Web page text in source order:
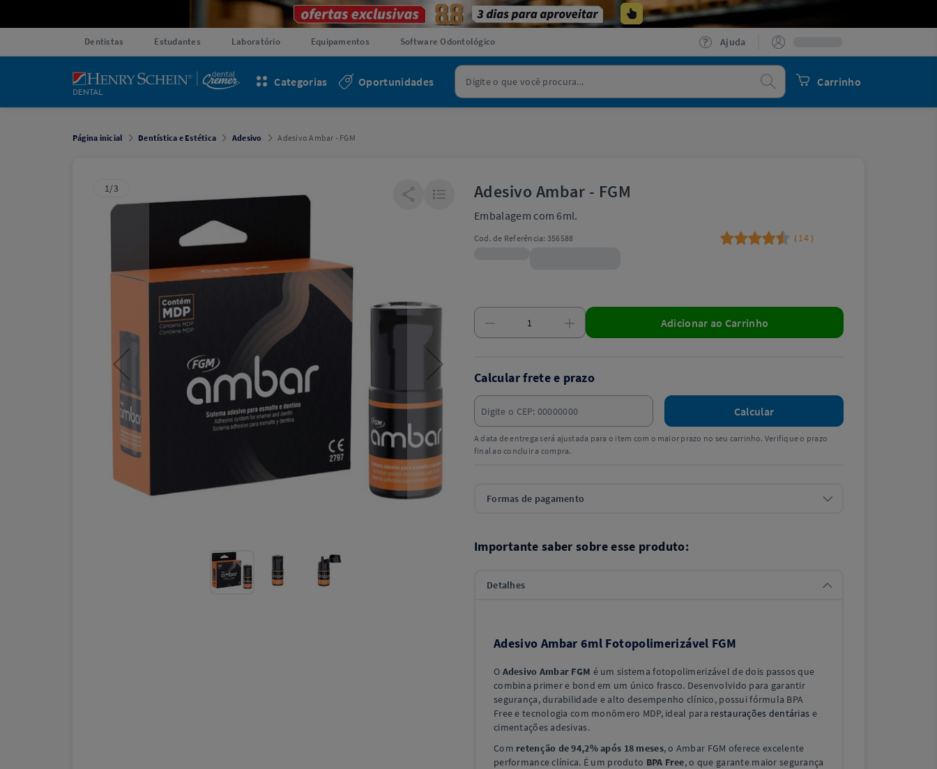
Dentistas Estudantes Laboratório Equipamentos Software Odontológico Ajuda
Carrinho
Procurar
Oportunidades
Categorias
Página inicial Dentística e Estética Adesivo Adesivo Ambar - FGM
1/3 Adesivo Ambar - FGM
Embalagem com 6ml.
Cod. de Referência: 356588 ( 14 )
Adicionar ao Carrinho
Calcular frete e prazo
Calcular
A data de entrega será ajustada para o item com o maior prazo no seu carrinho. Verifique o prazo
final ao concluir a compra.
Formas de pagamento
Importante saber sobre esse produto:
Detalhes
Adesivo Ambar 6ml Fotopolimerizável FGM
O Adesivo Ambar FGM é um sistema fotopolimerizável de dois passos que
combina primer e bond em um único frasco. Desenvolvido para garantir
segurança, durabilidade e alto desempenho clínico, possui fórmula BPA
Free e tecnologia com monômero MDP, ideal para restaurações dentárias e
cimentações adesivas.
Com retenção de 94,2% após 18 meses, o Ambar FGM oferece excelente
performance clínica. É um produto BPA Free, o que garante maior segurança